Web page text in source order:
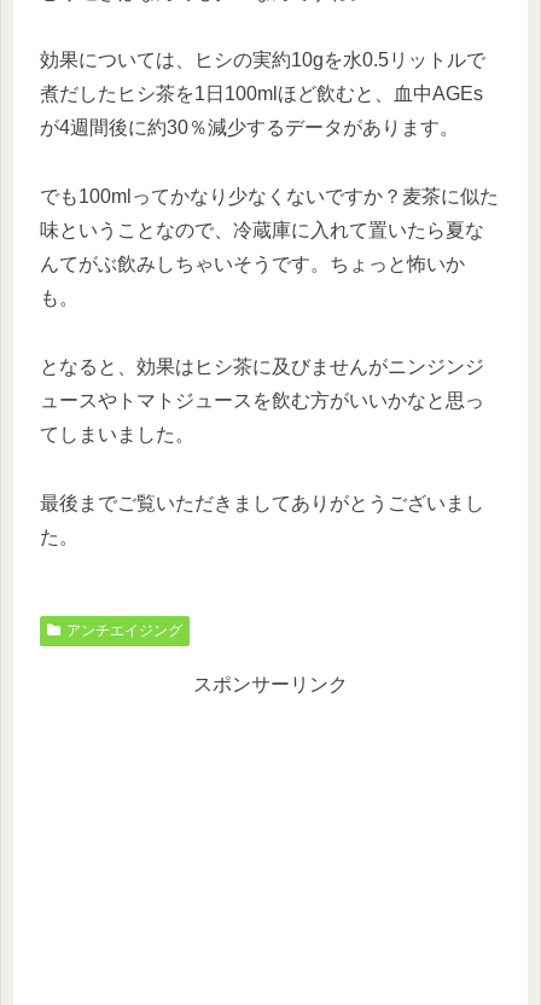
効果については、ヒシの実約10gを水0.5リットルで
煮だしたヒシ茶を1日100mlほど飲むと、血中AGEs
が4週間後に約30％減少するデータがあります。
でも100mlってかなり少なくないですか？麦茶に似た
味ということなので、冷蔵庫に入れて置いたら夏な
んてがぶ飲みしちゃいそうです。ちょっと怖いか
も。
となると、効果はヒシ茶に及びませんがニンジンジ
ュースやトマトジュースを飲む方がいいかなと思っ
てしまいました。
最後までご覧いただきましてありがとうございまし
た。
アンチエイジング
スポンサーリンク